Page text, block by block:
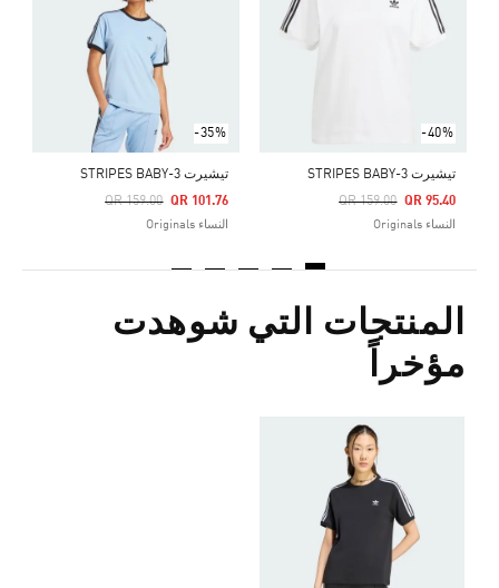
-40%
تيشيرت 3-STRIPES BABY
Price Reduced From
QR 159.00
To QR 95.40
النساء Originals
-35%
تيشيرت 3-STRIPES BABY
Price Reduced From
QR 159.00
To QR 101.76
النساء Originals
Price Reduced From
المنتجات التي شوهدت
مؤخراً